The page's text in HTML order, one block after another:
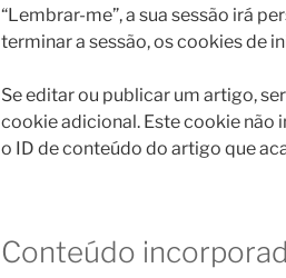
“Lembrar-me”, a sua sessão irá
terminar a sessão, os cookies de
Se editar ou publicar um artigo,
cookie adicional. Este cookie não
o ID de conteúdo do artigo que
Conteúdo